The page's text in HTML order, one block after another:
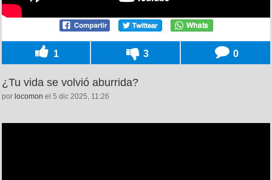
1 3 0
¿Tu vida se volvió aburrida?
por locomon el 5 dic 2025, 11:26